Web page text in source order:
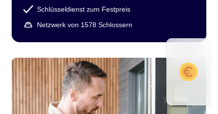
Schlüsseldienst zum Festpreis
Netzwerk von 1578 Schlossern